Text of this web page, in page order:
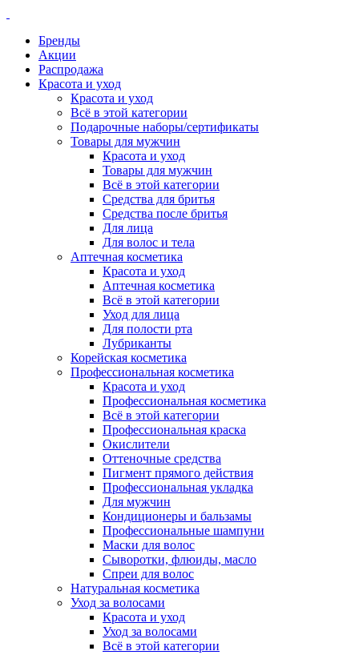
Бренды
Акции
Распродажа
Красота и уход
Красота и уход
Всё в этой категории
Подарочные наборы/сертификаты
Товары для мужчин
Красота и уход
Товары для мужчин
Всё в этой категории
Средства для бритья
Средства после бритья
Для лица
Для волос и тела
Аптечная косметика
Красота и уход
Аптечная косметика
Всё в этой категории
Уход для лица
Для полости рта
Лубриканты
Корейская косметика
Профессиональная косметика
Красота и уход
Профессиональная косметика
Всё в этой категории
Профессиональная краска
Окислители
Оттеночные средства
Пигмент прямого действия
Профессиональная укладка
Для мужчин
Кондиционеры и бальзамы
Профессиональные шампуни
Маски для волос
Сыворотки, флюиды, масло
Спреи для волос
Натуральная косметика
Уход за волосами
Красота и уход
Уход за волосами
Всё в этой категории